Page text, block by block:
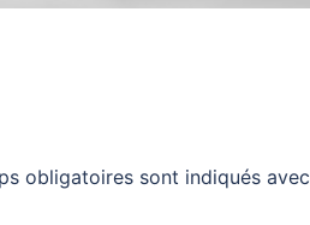
obligatoires sont indiqués avec